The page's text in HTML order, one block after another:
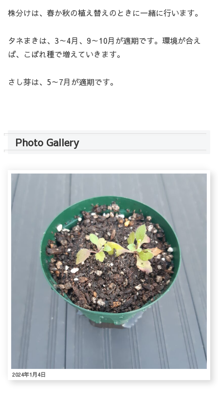
株分けは、春か秋の植え替えのときに一緒に行います。
タネまきは、3～4月、9～10月が適期です。環境が合え
ば、こぼれ種で増えていきます。
さし芽は、5～7月が適期です。
Photo Gallery
2024年1月4日